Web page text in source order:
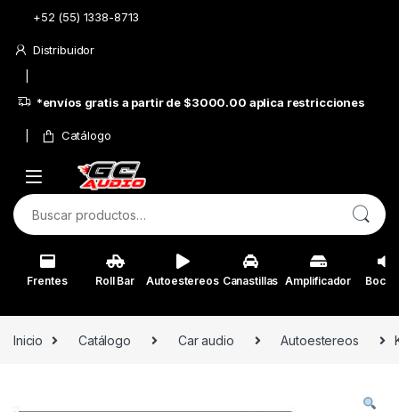
Skip to navigation
Skip to content
+52 (55) 1338-8713
Distribuidor
*envíos gratis a partir de $3000.00 aplica restricciones
Catálogo
Buscar por:
Frentes Roll Bar Autoestereos Canastillas Amplificador
Inicio Catálogo Car audio Autoestereos